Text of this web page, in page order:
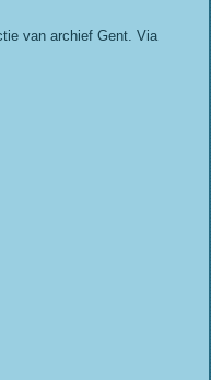
van archief Gent. Via